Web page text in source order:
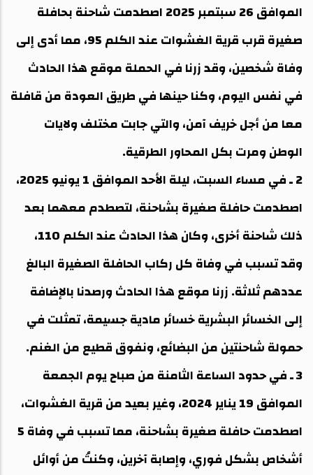
الموافق 26 سبتمبر 2025 اصطدمت شاحنة بحافلة
صغيرة قرب قرية الغشوات عند الكلم 95، مما أدى إلى
وفاة شخصين، وقد زرنا في الحملة موقع هذا الحادث
في نفس اليوم، وكنا حينها في طريق العودة من قافلة
معا من أجل خريف آمن، والتي جابت مختلف ولايات
الوطن ومرت بكل المحاور الطرقية.
2 ـ في مساء السبت، ليلة الأحد الموافق 1 يونيو 2025،
اصطدمت حافلة صغيرة بشاحنة، لتصطدم معهما بعد
ذلك شاحنة أخرى، وكان هذا الحادث عند الكلم 110،
وقد تسبب في وفاة كل ركاب الحافلة الصغيرة البالغ
عددهم ثلاثة. زرنا موقع هذا الحادث ورصدنا بالإضافة
إلى الخسائر البشرية خسائر مادية جسيمة، تمثلت في
حمولة شاحنتين من البضائع، ونفوق قطيع من الغنم.
3 ـ في حدود الساعة الثامنة من صباح يوم الجمعة
الموافق 19 يناير 2024، وغير بعيد من قرية الغشوات،
اصطدمت حافلة صغيرة بشاحنة، مما تسبب في وفاة 5
أشخاص بشكل فوري، وإصابة آخرين، وكنتُ من أوائل